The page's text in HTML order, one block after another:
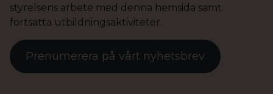
styrelsens arbete med denna hemsida samt
fortsatta utbildningsaktiviteter.
Prenumerera på vårt nyhetsbrev